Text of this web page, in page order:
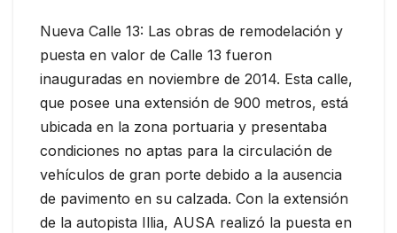
Nueva Calle 13: Las obras de remodelación y
puesta en valor de Calle 13 fueron
inauguradas en noviembre de 2014. Esta calle,
que posee una extensión de 900 metros, está
ubicada en la zona portuaria y presentaba
condiciones no aptas para la circulación de
vehículos de gran porte debido a la ausencia
de pavimento en su calzada. Con la extensión
de la autopista Illia, AUSA realizó la puesta en